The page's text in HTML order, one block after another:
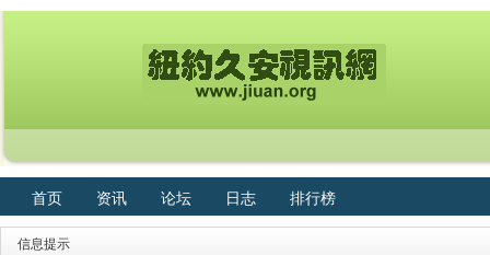
首页 资讯 论坛 日志 排行榜
信息提示